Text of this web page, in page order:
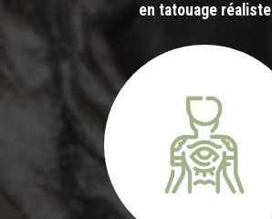
en tatouage réaliste